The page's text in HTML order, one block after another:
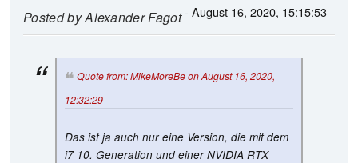
Posted byAlexander Fagot- August 16, 2020, 15:15:53
Quote from: MikeMoreBe on August 16, 2020,
12:32:29
Das ist ja auch nur eine Version, die mit dem
i7 10. Generation und einer NVIDIA RTX